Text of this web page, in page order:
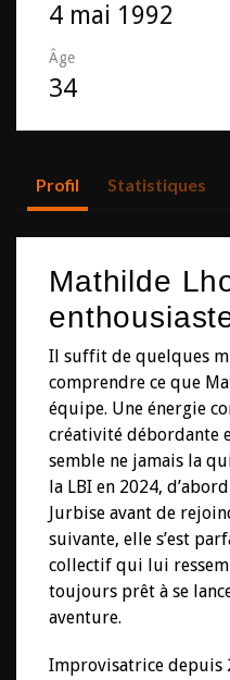
4 mai 1992
Âge
34
Profil Statistiques
Mathilde
Il suffit de quelques
comprendre ce que
équipe. Une énergie
créativité débordante
semble ne jamais la
la LBI en 2024,
Jurbise avant de
suivante, elle s’est
collectif qui lui
toujours prêt à se
aventure.
Improvisatrice depuis